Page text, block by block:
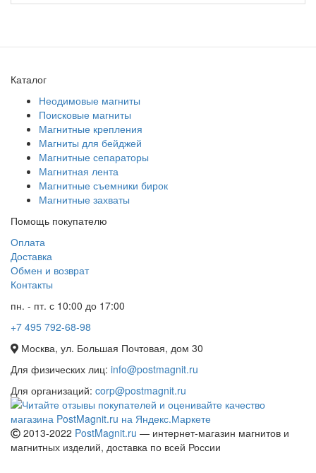
Каталог
Неодимовые магниты
Поисковые магниты
Магнитные крепления
Магниты для бейджей
Магнитные сепараторы
Магнитная лента
Магнитные съемники бирок
Магнитные захваты
Помощь покупателю
Оплата
Доставка
Обмен и возврат
Контакты
пн. - пт. с 10:00 до 17:00
+7 495 792-68-98
Москва, ул. Большая Почтовая, дом 30
Для физических лиц: info@postmagnit.ru
Для организаций: corp@postmagnit.ru
2013-2022 PostMagnit.ru — интернет-магазин магнитов и
магнитных изделий, доставка по всей России